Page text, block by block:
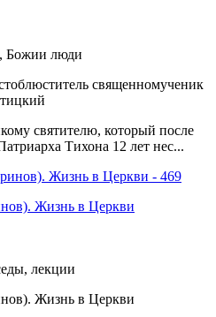
Божии люди
священномученик
святителю, который после
Тихона 12 лет нес...
Жизнь в Церкви
лекции
Жизнь в Церкви